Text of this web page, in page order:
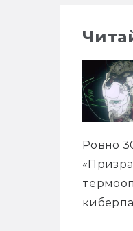
чтобы
видео
Ровно